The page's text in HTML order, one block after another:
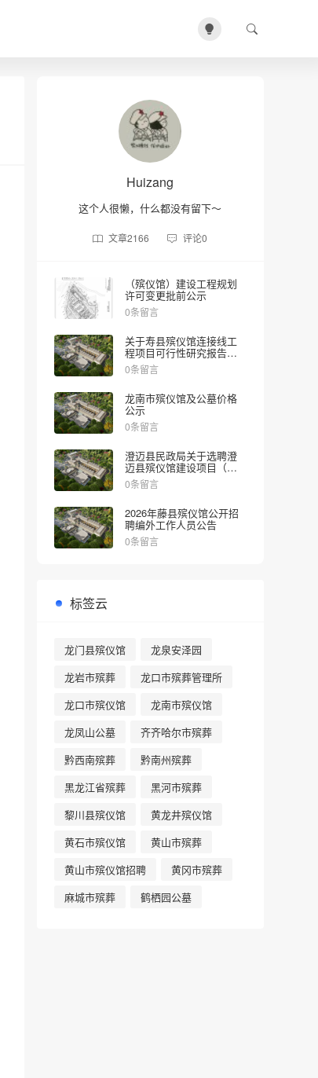
Huizang
这个人很懒，什么都没有留下～
文章2166 评论0
（殡仪馆）建设工程规划
许可变更批前公示
0条留言
关于寿县殡仪馆连接线工
程项目可行性研究报告的
批复
0条留言
龙南市殡仪馆及公墓价格
公示
0条留言
澄迈县民政局关于选聘澄
迈县殡仪馆建设项目（一
期）社会稳定风险评估机
构的公告
0条留言
2026年藤县殡仪馆公开招
聘编外工作人员公告
0条留言
标签云
龙门县殡仪馆
龙泉安泽园
龙岩市殡葬
龙口市殡葬管理所
龙口市殡仪馆
龙南市殡仪馆
龙凤山公墓
齐齐哈尔市殡葬
黔西南殡葬
黔南州殡葬
黑龙江省殡葬
黑河市殡葬
黎川县殡仪馆
黄龙井殡仪馆
黄石市殡仪馆
黄山市殡葬
黄山市殡仪馆招聘
黄冈市殡葬
麻城市殡葬
鹤栖园公墓